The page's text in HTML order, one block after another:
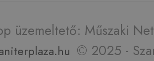
üzemeltető: Műszaki
© 2025 -